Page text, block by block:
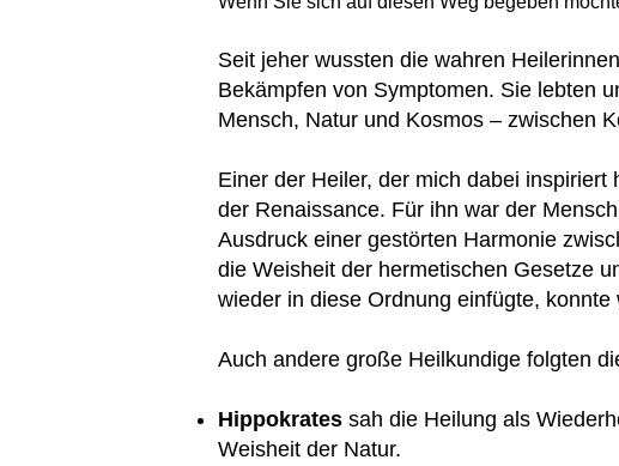
Seit jeher wussten die wahren
Bekämpfen von Symptomen. Sie lebten
Mensch, Natur und Kosmos – zwischen
Einer der Heiler, der mich dabei inspiriert
der Renaissance. Für ihn war der
Ausdruck einer gestörten Harmonie
die Weisheit der hermetischen Gesetze
wieder in diese Ordnung einfügte,
Auch andere große Heilkundige folgten
Hippokrates sah die Heilung als
Weisheit der Natur.